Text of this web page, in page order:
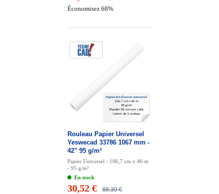
Économisez 68%
Rouleau Papier Universel
Yeswecad 33786 1067 mm -
42" 95 g/m²
Papier Universel - 106,7 cm x 46 m
- 95 g/m²
En stock
88,30 €
30,52 €